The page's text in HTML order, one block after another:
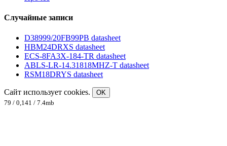
Случайные записи
D38999/20FB99PB datasheet
HBM24DRXS datasheet
ECS-8FA3X-184-TR datasheet
ABLS-LR-14.31818MHZ-T datasheet
RSM18DRYS datasheet
Сайт использует cookies.
OK
79 / 0,141 / 7.4mb